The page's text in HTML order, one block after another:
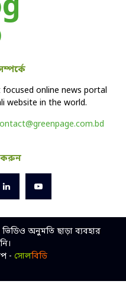
online news portal
website in the world.
অনুমতি ছাড়া ব্যবহার
- সোলবিডি